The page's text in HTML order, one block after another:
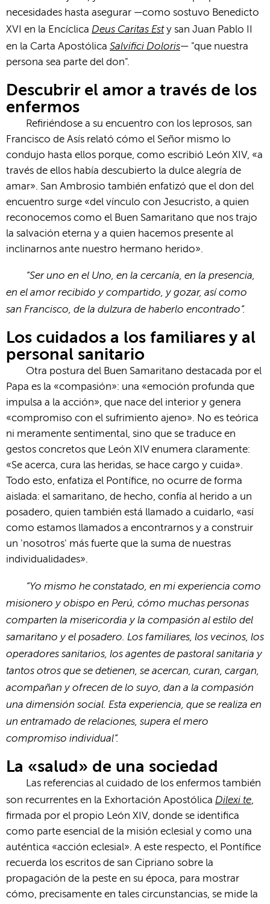
necesidades hasta asegurar —como sostuvo Benedicto
XVI en la Encíclica Deus Caritas Esty san Juan Pablo II
en la Carta Apostólica Salvifici Doloris— "que nuestra
persona sea parte del don".
Descubrir el amor a través de los
enfermos
Refiriéndose a su encuentro con los leprosos, san
Francisco de Asís relató cómo el Señor mismo lo
condujo hasta ellos porque, como escribió León XIV, «a
través de ellos había descubierto la dulce alegría de
amar». San Ambrosio también enfatizó que el don del
encuentro surge «del vínculo con Jesucristo, a quien
reconocemos como el Buen Samaritano que nos trajo
la salvación eterna y a quien hacemos presente al
inclinarnos ante nuestro hermano herido».
“Ser uno en el Uno, en la cercanía, en la presencia,
en el amor recibido y compartido, y gozar, así como
san Francisco, de la dulzura de haberlo encontrado”.
Los cuidados a los familiares y al
personal sanitario
Otra postura del Buen Samaritano destacada por el
Papa es la «compasión»: una «emoción profunda que
impulsa a la acción», que nace del interior y genera
«compromiso con el sufrimiento ajeno». No es teórica
ni meramente sentimental, sino que se traduce en
gestos concretos que León XIV enumera claramente:
«Se acerca, cura las heridas, se hace cargo y cuida».
Todo esto, enfatiza el Pontífice, no ocurre de forma
aislada: el samaritano, de hecho, confía al herido a un
posadero, quien también está llamado a cuidarlo, «así
como estamos llamados a encontrarnos y a construir
un 'nosotros' más fuerte que la suma de nuestras
individualidades».
“Yo mismo he constatado, en mi experiencia como
misionero y obispo en Perú, cómo muchas personas
comparten la misericordia y la compasión al estilo del
samaritano y el posadero. Los familiares, los vecinos, los
operadores sanitarios, los agentes de pastoral sanitaria y
tantos otros que se detienen, se acercan, curan, cargan,
acompañan y ofrecen de lo suyo, dan a la compasión
una dimensión social. Esta experiencia, que se realiza en
un entramado de relaciones, supera el mero
compromiso individual”.
La «salud» de una sociedad
Las referencias al cuidado de los enfermos también
son recurrentes en la Exhortación Apostólica Dilexi te,
firmada por el propio León XIV, donde se identifica
como parte esencial de la misión eclesial y como una
auténtica «acción eclesial». A este respecto, el Pontífice
recuerda los escritos de san Cipriano sobre la
propagación de la peste en su época, para mostrar
cómo, precisamente en tales circunstancias, se mide la